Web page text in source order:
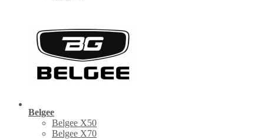
Belgee
Belgee X50
Belgee X70